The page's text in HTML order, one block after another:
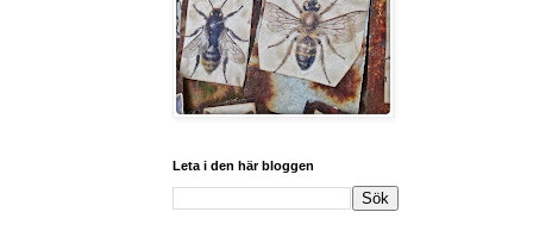
Leta i den här bloggen